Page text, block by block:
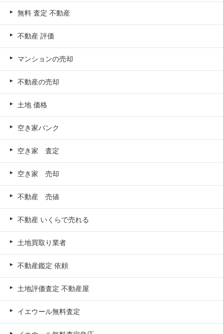
無料 査定 不動産
不動産 評価
マンションの売却
不動産の売却
土地 価格
空き家バンク
空き家 査定
空き家 売却
不動産 売値
不動産 いくらで売れる
土地買取り業者
不動産鑑定 依頼
土地評価査定 不動産屋
イエウール無料査定